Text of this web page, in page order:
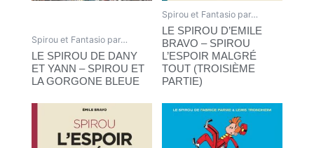
Spirou et Fantasio par…
LE SPIROU DE DANY
ET YANN – SPIROU ET
LA GORGONE BLEUE
Spirou et Fantasio par…
LE SPIROU D’EMILE
BRAVO – SPIROU
L’ESPOIR MALGRÉ
TOUT (TROISIÈME
PARTIE)